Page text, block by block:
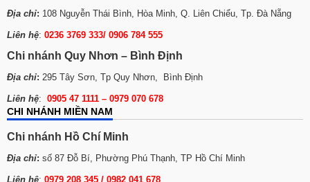
Địa chỉ: 108 Nguyễn Thái Bình, Hòa Minh, Q. Liên Chiểu, Tp. Đà Nẵng
Liên hệ: 0236 3769 333/ 0906 784 555
Chi nhánh Quy Nhơn – Bình Định
Địa chỉ: 295 Tây Sơn, Tp Quy Nhơn, Bình Định
Liên hệ: 0905 47 1111 – 0979 070 678
CHI NHÁNH MIỀN NAM
Chi nhánh Hồ Chí Minh
Địa chỉ: số 87 Đỗ Bí, Phường Phú Thạnh, TP Hồ Chí Minh
Liên hệ: 0979 208 345 / 0982 041 678